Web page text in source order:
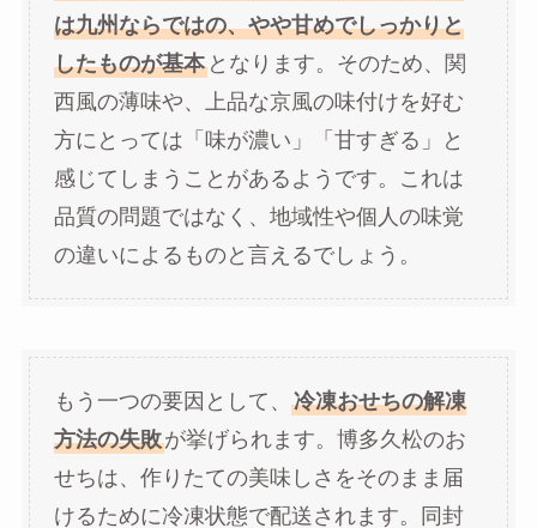
は九州ならではの、やや甘めでしっかりと
したものが基本となります。そのため、関
西風の薄味や、上品な京風の味付けを好む
方にとっては「味が濃い」「甘すぎる」と
感じてしまうことがあるようです。これは
品質の問題ではなく、地域性や個人の味覚
の違いによるものと言えるでしょう。
もう一つの要因として、 冷凍おせちの解凍
方法の失敗が挙げられます。博多久松のお
せちは、作りたての美味しさをそのまま届
けるために冷凍状態で配送されます。同封